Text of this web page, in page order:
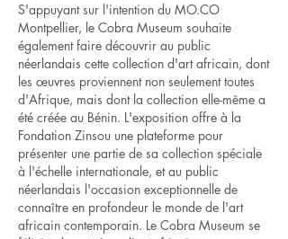
S'appuyant sur l'intention du MO.CO
Montpellier, le Cobra Museum souhaite
également faire découvrir au public
néerlandais cette collection d'art africain, dont
les œuvres proviennent non seulement toutes
d'Afrique, mais dont la collection elle-même a
été créée au Bénin. L'exposition offre à la
Fondation Zinsou une plateforme pour
présenter une partie de sa collection spéciale
à l'échelle internationale, et au public
néerlandais l'occasion exceptionnelle de
connaître en profondeur le monde de l'art
africain contemporain. Le Cobra Museum se